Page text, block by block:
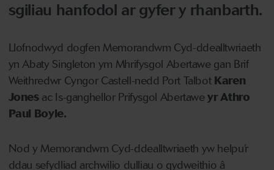
sgiliau hanfodol ar gyfer y rhanbarth.
Llofnodwyd dogfen Memorandwm Cyd-ddealltwriaeth
yn Abaty Singleton ym Mhrifysgol Abertawe gan Brif
Weithredwr Cyngor Castell-nedd Port Talbot Karen
Jonesac Is-ganghellor Prifysgol Abertaweyr Athro
Paul Boyle.
Nod y Memorandwm Cyd-ddealltwriaeth yw helpu’r
ddau sefydliad archwilio dulliau o gydweithio â